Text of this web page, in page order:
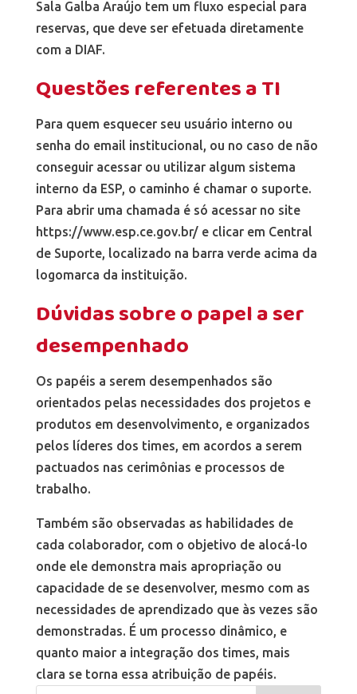
Sala Galba Araújo tem um fluxo especial para
reservas, que deve ser efetuada diretamente
com a DIAF.
Questões referentes a TI
Para quem esquecer seu usuário interno ou
senha do email institucional, ou no caso de não
conseguir acessar ou utilizar algum sistema
interno da ESP, o caminho é chamar o suporte.
Para abrir uma chamada é só acessar no site
https://www.esp.ce.gov.br/ e clicar em Central
de Suporte, localizado na barra verde acima da
logomarca da instituição.
Dúvidas sobre o papel a ser
desempenhado
Os papéis a serem desempenhados são
orientados pelas necessidades dos projetos e
produtos em desenvolvimento, e organizados
pelos líderes dos times, em acordos a serem
pactuados nas cerimônias e processos de
trabalho.
Também são observadas as habilidades de
cada colaborador, com o objetivo de alocá-lo
onde ele demonstra mais apropriação ou
capacidade de se desenvolver, mesmo com as
necessidades de aprendizado que às vezes são
demonstradas. É um processo dinâmico, e
quanto maior a integração dos times, mais
clara se torna essa atribuição de papéis.